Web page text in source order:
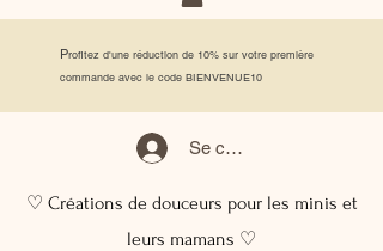
Profitez d'une réduction de 10% sur votre première
commande avec le code BIENVENUE10
Se connecter
♡ Créations de douceurs pour les minis et
leurs mamans ♡